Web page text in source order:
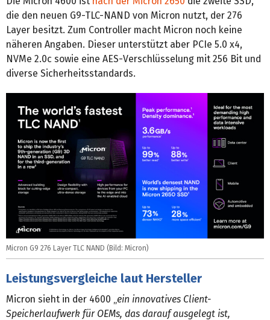
die den neuen G9-TLC-NAND von Micron nutzt, der 276
Layer besitzt. Zum Controller macht Micron noch keine
näheren Angaben. Dieser unterstützt aber PCIe 5.0 x4,
NVMe 2.0c sowie eine AES-Verschlüsselung mit 256 Bit und
diverse Sicherheitsstandards.
Micron G9 276 Layer TLC NAND (Bild: Micron)
Leistungsvergleiche laut Hersteller
Micron sieht in der 4600 „ ein innovatives Client-
Speicherlaufwerk für OEMs, das darauf ausgelegt ist,